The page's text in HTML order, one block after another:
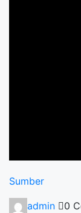
Sumber
admin 0